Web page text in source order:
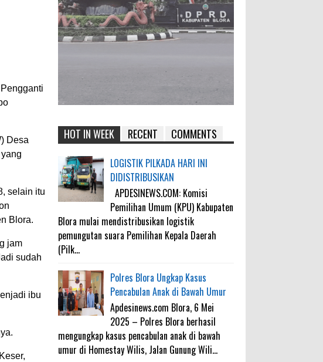
Desa
selain itu
Blora.
jam
sudah
ibu
HOT IN WEEK RECENT COMMENTS
LOGISTIK PILKADA HARI INI
DIDISTRIBUSIKAN
APDESINEWS.COM: Komisi
Pemilihan Umum (KPU) Kabupaten
Blora mulai mendistribusikan logistik
pemungutan suara Pemilihan Kepala Daerah
(Pilk...
Polres Blora Ungkap Kasus
Pencabulan Anak di Bawah Umur
Apdesinews.com Blora, 6 Mei
2025 – Polres Blora berhasil
mengungkap kasus pencabulan anak di bawah
umur di Homestay Wilis, Jalan Gunung Wili...